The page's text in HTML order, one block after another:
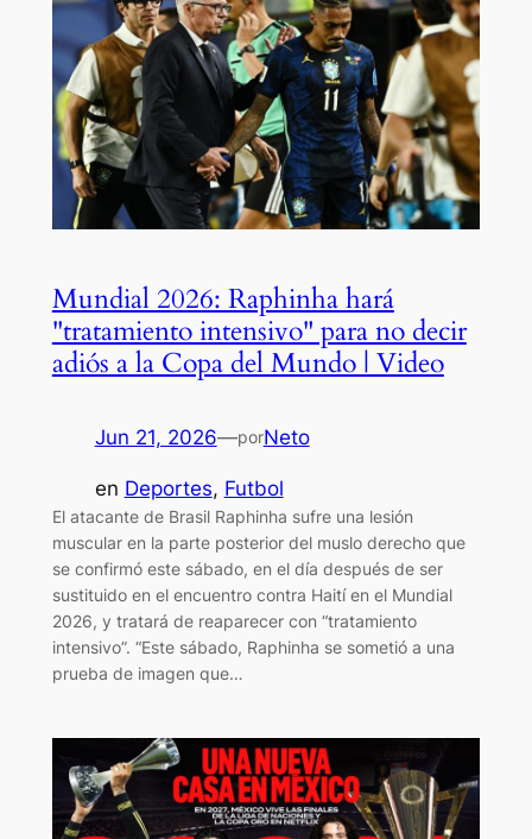
Mundial 2026: Raphinha hará
"tratamiento intensivo" para no decir
adiós a la Copa del Mundo | Video
Jun 21, 2026—porNeto
en Deportes, Futbol
El atacante de Brasil Raphinha sufre una lesión
muscular en la parte posterior del muslo derecho que
se confirmó este sábado, en el día después de ser
sustituido en el encuentro contra Haití en el Mundial
2026, y tratará de reaparecer con “tratamiento
intensivo”. “Este sábado, Raphinha se sometió a una
prueba de imagen que…